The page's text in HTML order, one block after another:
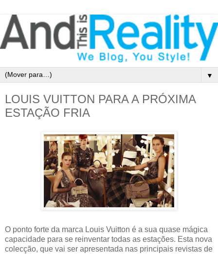
▼
LOUIS VUITTON PARA A PRÓXIMA
ESTAÇÃO FRIA
O ponto forte da marca Louis Vuitton é a sua quase mágica
capacidade para se reinventar todas as estações. Esta nova
colecção, que vai ser apresentada nas principais revistas de